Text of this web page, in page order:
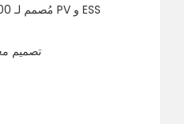
مُصمم لـ 600 فولت 1500 فولت PV و ESS
تصميم